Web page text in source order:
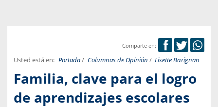
Comparte en:
Usted está en: Portada/ Columnas de Opinión / Lisette Bazignan
Familia, clave para el logro
de aprendizajes escolares